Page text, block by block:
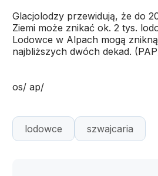
Glacjolodzy przewidują, że do
Ziemi może znikać ok. 2 tys.
Lodowce w Alpach mogą
najbliższych dwóch dekad.
os/ ap/
lodowce szwajcaria